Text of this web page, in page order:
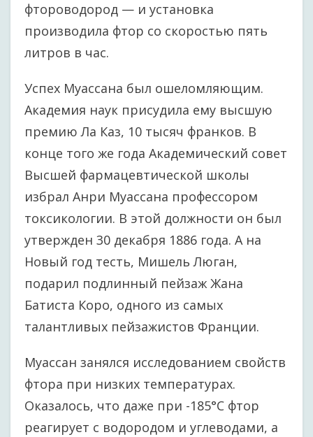
фтороводород — и установка
производила фтор со скоростью пять
литров в час.
Успех Муассана был ошеломляющим.
Академия наук присудила ему высшую
премию Ла Каз, 10 тысяч франков. В
конце того же года Академический совет
Высшей фармацевтической школы
избрал Анри Муассана профессором
токсикологии. В этой должности он был
утвержден 30 декабря 1886 года. А на
Новый год тесть, Мишель Люган,
подарил подлинный пейзаж Жана
Батиста Коро, одного из самых
талантливых пейзажистов Франции.
Муассан занялся исследованием свойств
фтора при низких температурах.
Оказалось, что даже при -185°C фтор
реагирует с водородом и углеводами, а